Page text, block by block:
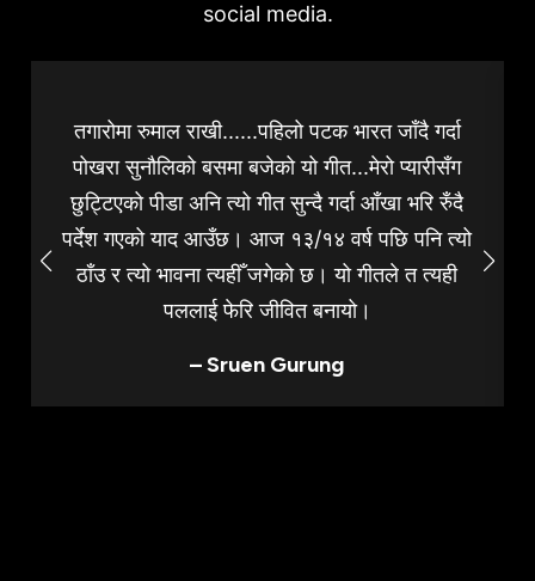
social media.
तगारोमा रुमाल राखी......पहिलो पटक भारत जाँदै गर्दा
पोखरा सुनौलिको बसमा बजेको यो गीत...मेरो प्यारीसँग
छुट्टिएको पीडा अनि त्यो गीत सुन्दै गर्दा आँखा भरि रुँदै
पर्देश गएको याद आउँछ। आज १३/१४ वर्ष पछि पनि त्यो
ठाँउ र त्यो भावना त्यहीँ जगेको छ। यो गीतले त त्यही
पललाई फेरि जीवित बनायो।
– Sruen Gurung